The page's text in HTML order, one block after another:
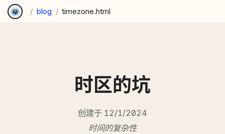
/ blog / timezone.html
时区的坑
创建于 12/1/2024
时间的复杂性